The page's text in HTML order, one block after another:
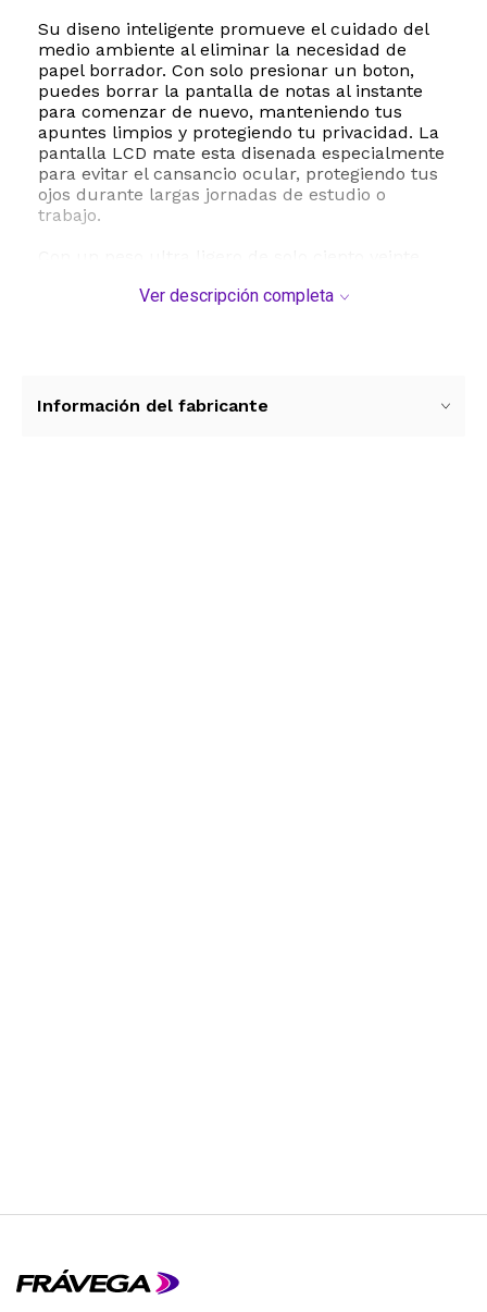
Su diseno inteligente promueve el cuidado del
medio ambiente al eliminar la necesidad de
papel borrador. Con solo presionar un boton,
puedes borrar la pantalla de notas al instante
para comenzar de nuevo, manteniendo tus
apuntes limpios y protegiendo tu privacidad. La
pantalla LCD mate esta disenada especialmente
para evitar el cansancio ocular, protegiendo tus
ojos durante largas jornadas de estudio o
trabajo.
esta calculadora portatil cabe perfectamente en
Ver descripción completa
Información del fabricante